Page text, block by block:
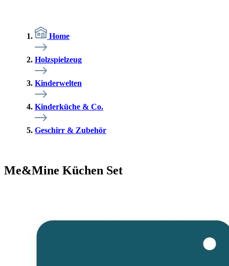
Home
Holzspielzeug
Kinderwelten
Kinderküche & Co.
Geschirr & Zubehör
Me&Mine Küchen Set